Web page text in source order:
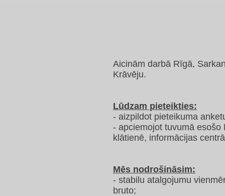
Aicinām darbā Rīgā,
Krāvēju.
Lūdzam pieteikties:
- aizpildot pieteikuma
- apciemojot tuvumā
klātienē, informācijas
Mēs nodrošināsim:
- stabilu atalgojumu
bruto;